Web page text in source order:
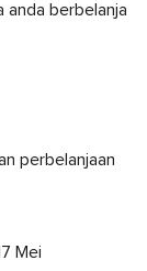
anda berbelanja
perbelanjaan
Mei